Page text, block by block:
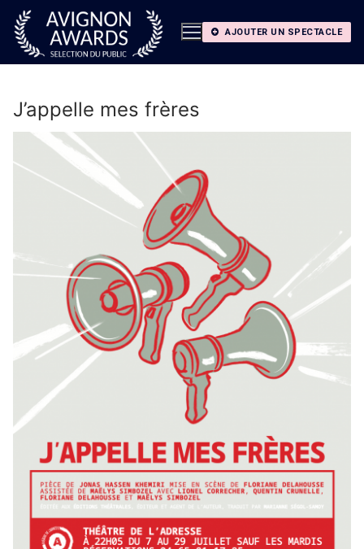
Aller
contenu
AJOUTER UN SPECTACLE
J’appelle mes frères